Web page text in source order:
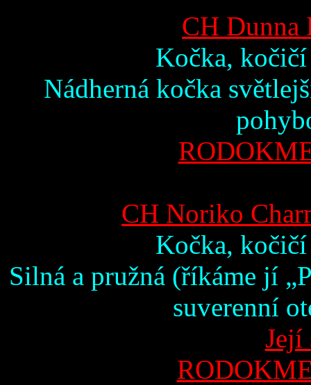
CH Dunna
Kočka,
Nádherná kočka
CH Noriko
Kočka,
Silná a pružná (říkáme jí
suverenní
Její